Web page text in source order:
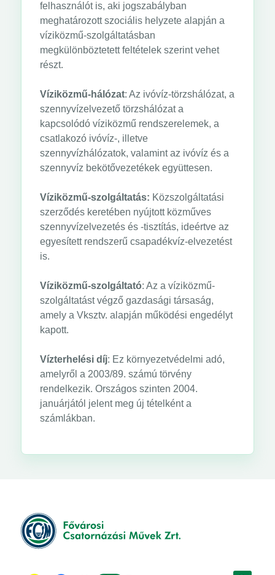
felhasználót is, aki jogszabályban
meghatározott szociális helyzete alapján a
víziközmű-szolgáltatásban
megkülönböztetett feltételek szerint vehet
részt.
Víziközmű-hálózat: Az ivóvíz-törzshálózat, a
szennyvízelvezető törzshálózat a
kapcsolódó víziközmű rendszerelemek, a
csatlakozó ivóvíz-, illetve
szennyvízhálózatok, valamint az ivóvíz és a
szennyvíz bekötővezetékek együttesen.
Víziközmű-szolgáltatás: Közszolgáltatási
szerződés keretében nyújtott közműves
szennyvízelvezetés és -tisztítás, ideértve az
egyesített rendszerű csapadékvíz-elvezetést
is.
Víziközmű-szolgáltató: Az a víziközmű-
szolgáltatást végző gazdasági társaság,
amely a Vksztv. alapján működési engedélyt
kapott.
Vízterhelési díj: Ez környezetvédelmi adó,
amelyről a 2003/89. számú törvény
rendelkezik. Országos szinten 2004.
januárjától jelent meg új tételként a
számlákban.